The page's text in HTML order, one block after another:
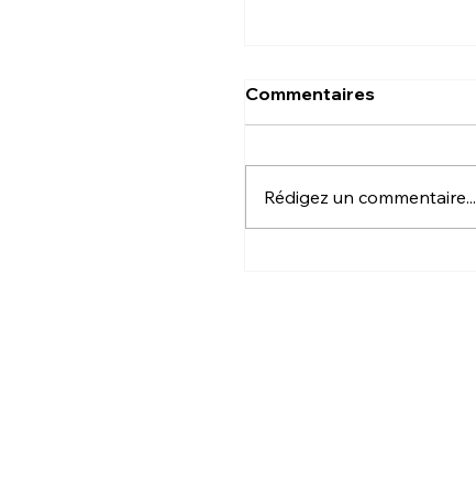
Commentaires
Rédigez un commentaire...